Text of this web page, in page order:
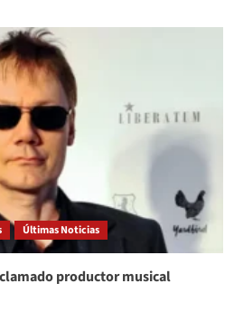
Últimas Noticias
productor musical